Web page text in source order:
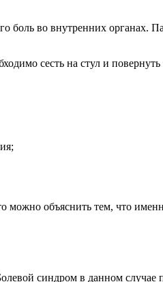
боль во внутренних органах.
сесть на стул и повернуть
можно объяснить тем, что
синдром в данном